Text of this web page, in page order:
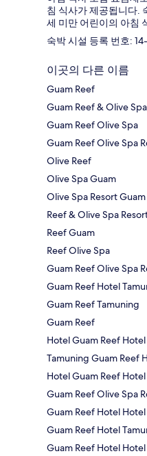
침 식사가 제공됩니다.
세 미만 어린이의 아침
숙박 시설 등록 번호:
이곳의 다른 이름
Guam Reef
Guam Reef & Olive
Guam Reef Olive Spa
Guam Reef Olive Spa
Olive Reef
Olive Spa Guam
Olive Spa Resort Guam
Reef & Olive Spa
Reef Guam
Reef Olive Spa
Guam Reef Olive Spa
Guam Reef Hotel
Guam Reef Tamuning
Guam Reef
Hotel Guam Reef
Tamuning Guam Reef
Hotel Guam Reef Hotel
Guam Reef Olive Spa
Guam Reef Hotel Hotel
Guam Reef Hotel
Guam Reef Hotel